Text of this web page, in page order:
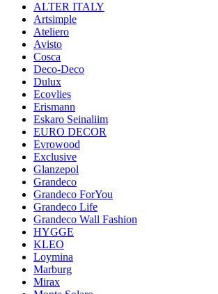
ALTER ITALY
Artsimple
Ateliero
Avisto
Cosca
Deco-Deco
Dulux
Ecovlies
Erismann
Eskaro Seinaliim
EURO DECOR
Evrowood
Exclusive
Glanzepol
Grandeco
Grandeco ForYou
Grandeco Life
Grandeco Wall Fashion
HYGGE
KLEO
Loymina
Marburg
Mirax